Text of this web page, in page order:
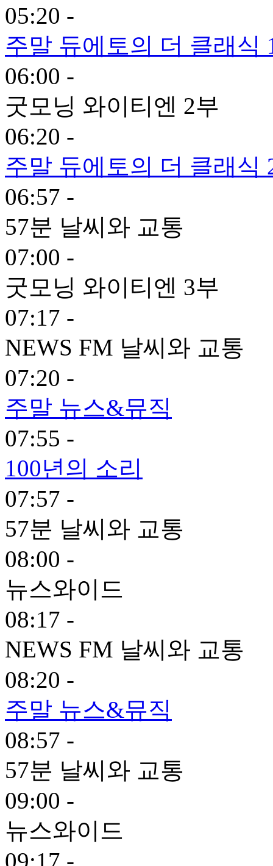
05:20 -
주말 듀에토의 더 클래식
06:00 -
굿모닝 와이티엔 2부
06:20 -
주말 듀에토의 더 클래식
06:57 -
57분 날씨와 교통
07:00 -
굿모닝 와이티엔 3부
07:17 -
NEWS FM 날씨와 교통
07:20 -
주말 뉴스&뮤직
07:55 -
100년의 소리
07:57 -
57분 날씨와 교통
08:00 -
뉴스와이드
08:17 -
NEWS FM 날씨와 교통
08:20 -
주말 뉴스&뮤직
08:57 -
57분 날씨와 교통
09:00 -
뉴스와이드
09:17 -